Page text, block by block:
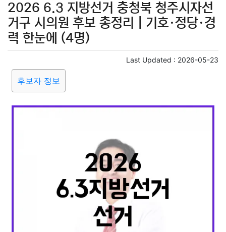
질병 가요 방송 일상 주식 암호화폐 블록체인
결혼 육아 반려동물
요리 상품리뷰
교육 교통 생활
2026 6.3 지방선거 충청북 청주시자선
거구 시의원 후보 총정리｜기호·정당·경
력 한눈에 (4명)
Last Updated : 2026-05-23
후보자 정보